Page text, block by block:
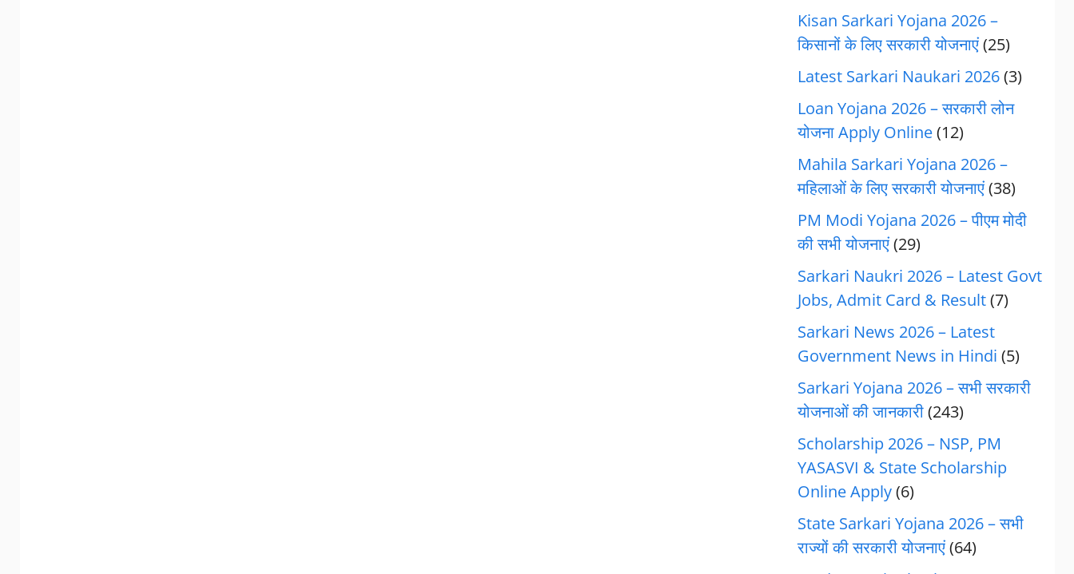
Kisan Sarkari Yojana 2026 –
किसानों के लिए सरकारी योजनाएं(25)
Latest Sarkari Naukari 2026(3)
Loan Yojana 2026 – सरकारी लोन
योजना Apply Online(12)
Mahila Sarkari Yojana 2026 –
महिलाओं के लिए सरकारी योजनाएं(38)
PM Modi Yojana 2026 – पीएम मोदी
की सभी योजनाएं(29)
Sarkari Naukri 2026 – Latest Govt
Jobs, Admit Card & Result(7)
Sarkari News 2026 – Latest
Government News in Hindi (5)
Sarkari Yojana 2026 – सभी सरकारी
योजनाओं की जानकारी(243)
Scholarship 2026 – NSP, PM
YASASVI & State Scholarship
Online Apply(6)
State Sarkari Yojana 2026 – सभी
राज्यों की सरकारी योजनाएं(64)